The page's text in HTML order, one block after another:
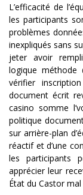
L’efficacité de
les participants
problèmes
inexpliqués sans
jeter avoir
logique
vérifier
document écrit
casino somme
politique
sur arrière-plan
réactif et d’une
les participants
apprécier leur
État du Castor